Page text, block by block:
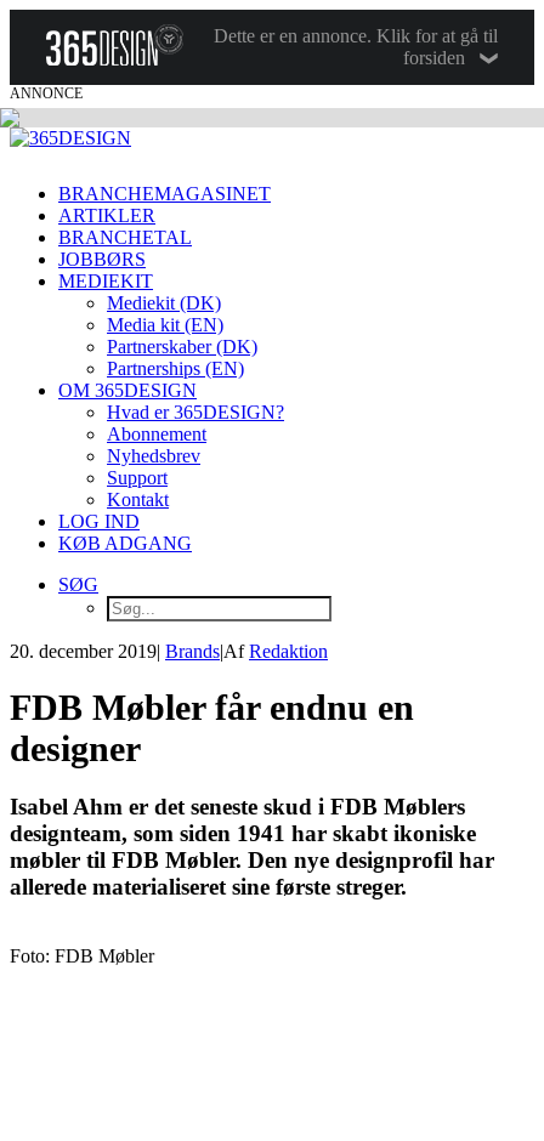
Dette er en annonce. Klik for at gå til
forsiden
ANNONCE
BRANCHEMAGASINET
ARTIKLER
BRANCHETAL
JOBBØRS
MEDIEKIT
Mediekit (DK)
Media kit (EN)
Partnerskaber (DK)
Partnerships (EN)
OM 365DESIGN
Hvad er 365DESIGN?
Abonnement
Nyhedsbrev
Support
Kontakt
LOG IND
KØB ADGANG
SØG
20. december 2019| Brands|AfRedaktion
FDB Møbler får endnu en
designer
Isabel Ahm er det seneste skud i FDB Møblers
designteam, som siden 1941 har skabt ikoniske
møbler til FDB Møbler. Den nye designprofil har
allerede materialiseret sine første streger.
Foto: FDB Møbler